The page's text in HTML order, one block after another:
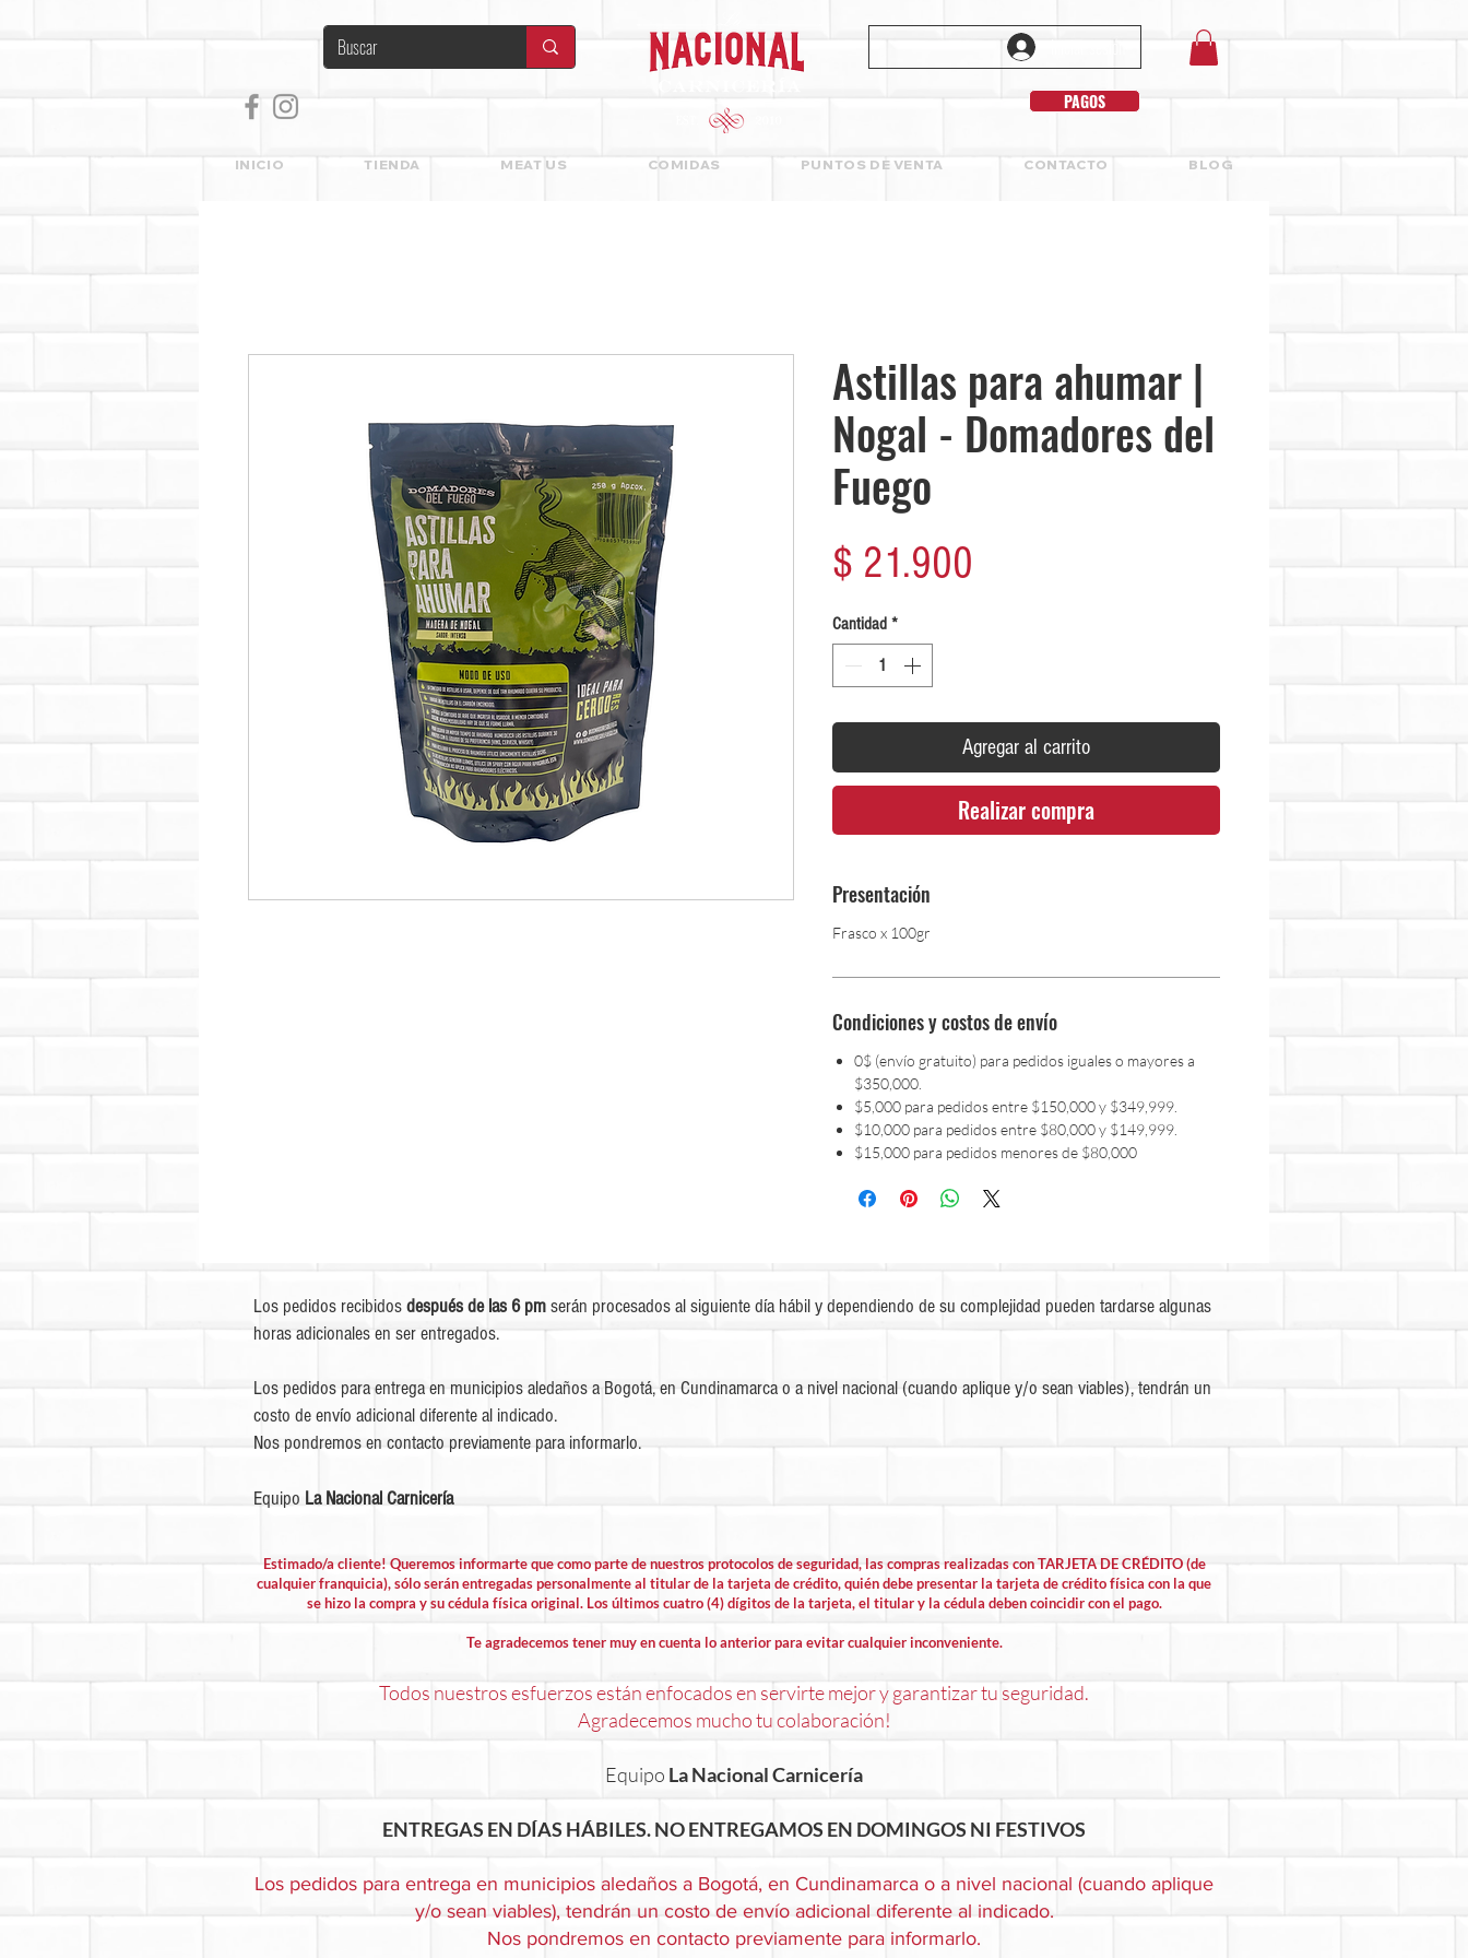
Iniciar sesión
PAGOS
INICIO TIENDA MEAT US COMIDAS PUNTOS DE VENTA CONTACTO BLOG
Astillas para ahumar |
Nogal - Domadores del
Fuego
$ 21.900
Cantidad *
Agregar al carrito
Realizar compra
Presentación
Frasco x 100gr
Condiciones y costos de envío
0$ (envío gratuito) para pedidos iguales o mayores a
$350,000.
$5,000 para pedidos entre $150,000 y $349,999.
$10,000 para pedidos entre $80,000 y $149,999.
$15,000 para pedidos menores de $80,000
Los pedidos recibidosdespués de las 6 pmserán procesados al siguiente día hábil y dependiendo de su complejidad pueden tardarse algunas
horas adicionales en ser entregados.
Los pedidos para entrega en municipios aledaños a Bogotá, en Cundinamarca o a nivel nacional (cuando aplique y/o sean viables), tendrán un
costo de envío adicional diferente al indicado.
Nos pondremos en contacto previamente para informarlo.
Equipo La Nacional Carnicería
Estimado/a cliente! Queremos informarte que como parte de nuestros protocolos de seguridad, las compras realizadas con TARJETA DE CRÉDITO (de
cualquier franquicia), sólo serán entregadas personalmente al titular de la tarjeta de crédito, quién debe presentar la tarjeta de crédito física con la que
se hizo la compra y su cédula física original. Los últimos cuatro (4) dígitos de la tarjeta, el titular y la cédula deben coincidir con el pago.
Te agradecemos tener muy en cuenta lo anterior para evitar cualquier inconveniente.
Todos nuestros esfuerzos están enfocados en servirte mejor y garantizar tu seguridad.
Agradecemos mucho tu colaboración!
Equipo La Nacional Carnicería
ENTREGAS EN DÍAS HÁBILES. NO ENTREGAMOS EN DOMINGOS NI FESTIVOS
Los pedidos para entrega en municipios aledaños a Bogotá, en Cundinamarca o a nivel nacional (cuando aplique
y/o sean viables), tendrán un costo de envío adicional diferente al indicado.
Nos pondremos en contacto previamente para informarlo.